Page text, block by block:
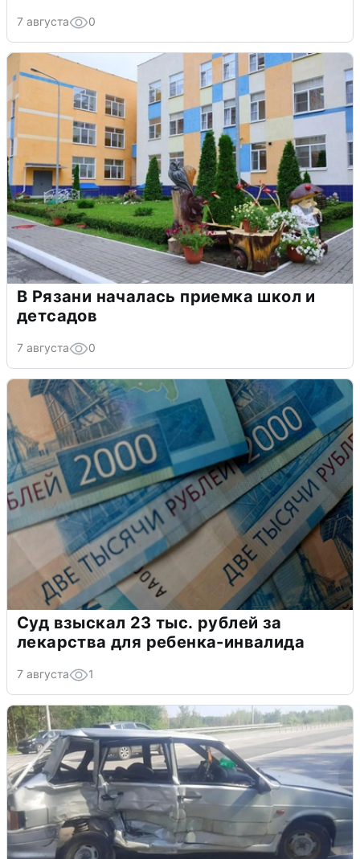
7 августа 0
В Рязани началась приемка школ и
детсадов
7 августа 0
Суд взыскал 23 тыс. рублей за
лекарства для ребенка-инвалида
7 августа 1